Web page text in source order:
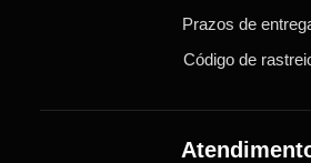
Prazos de
Código de